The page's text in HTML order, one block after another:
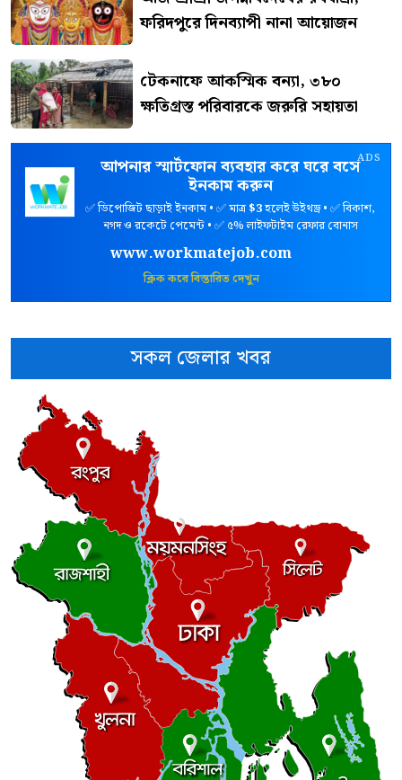
ফরিদপুরে দিনব্যাপী নানা আয়োজন
টেকনাফে আকস্মিক বন্যা, ৩৮০
ক্ষতিগ্রস্ত পরিবারকে জরুরি সহায়তা
ADS
আপনার স্মার্টফোন ব্যবহার করে ঘরে বসে
ইনকাম করুন
✅ ডিপোজিট ছাড়াই ইনকাম • ✅ মাত্র$3হলেই উইথড্র • ✅ বিকাশ,
নগদ ও রকেটে পেমেন্ট • ✅ ৫% লাইফটাইম রেফার বোনাস
www.workmatejob.com
ক্লিক করে বিস্তারিত দেখুন
সকল জেলার খবর